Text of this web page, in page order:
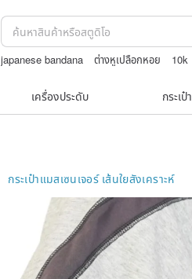
japanese bandana ต่างหูเปลือกหอย 10k
เครื่องประดับ กระเป๋า
กระเป๋าแมสเซนเจอร์ เส้นใยสังเคราะห์